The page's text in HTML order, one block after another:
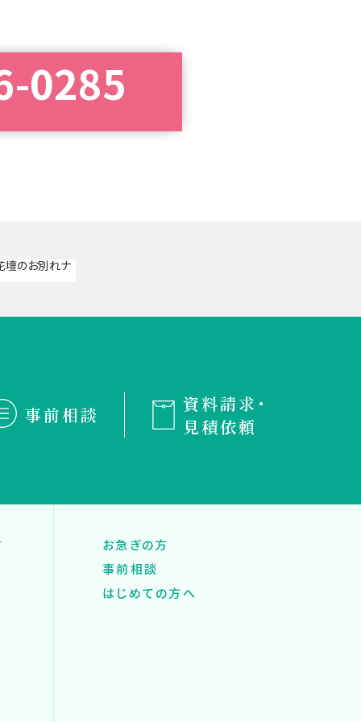
0285
事前相談
資料請求・
見積依頼
お急ぎの方
事前相談
はじめての方へ